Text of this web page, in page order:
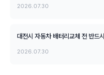
2026.07.30
대전시 자동차 배터리교체 전 반드
2026.07.30